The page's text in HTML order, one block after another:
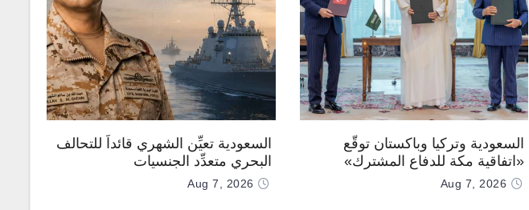
السعودية وتركيا وباكستان توقّع
«اتفاقية مكة للدفاع المشترك»
Aug 7, 2026
السعودية تعيِّن الشهري قائداً للتحالف
البحري متعدِّد الجنسيات
Aug 7, 2026